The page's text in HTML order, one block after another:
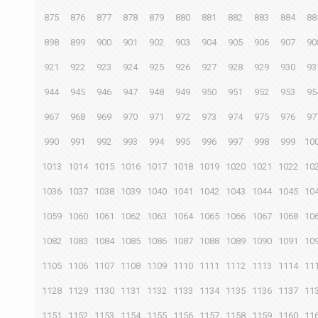
875 876 877 878 879 880 881 882 883 884
898 899 900 901 902 903 904 905 906 907
921 922 923 924 925 926 927 928 929 930
944 945 946 947 948 949 950 951 952 953
967 968 969 970 971 972 973 974 975 976
990 991 992 993 994 995 996 997 998 999
1013 1014 1015 1016 1017 1018 1019 1020 1021 1022
1036 1037 1038 1039 1040 1041 1042 1043 1044 1045
1059 1060 1061 1062 1063 1064 1065 1066 1067 1068
1082 1083 1084 1085 1086 1087 1088 1089 1090 1091
1105 1106 1107 1108 1109 1110 1111 1112 1113 1114
1128 1129 1130 1131 1132 1133 1134 1135 1136 1137
1151 1152 1153 1154 1155 1156 1157 1158 1159 1160